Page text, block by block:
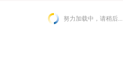
努力加载中，请稍后...